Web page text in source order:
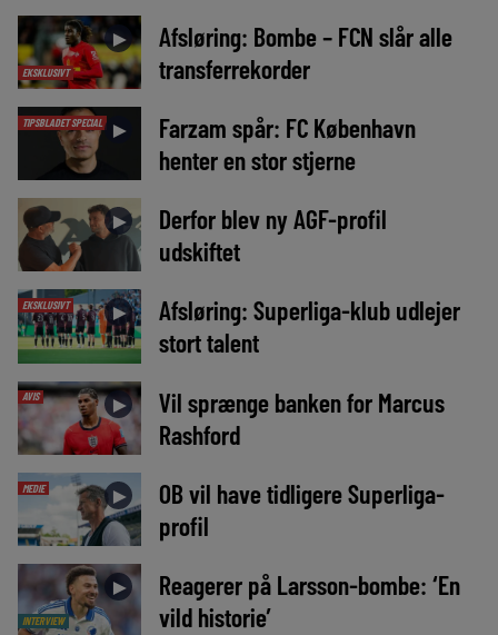
EKSKLUSIVT
►
Afsløring: Bombe – FCN slår alle
transferrekorder
TIPSBLADET SPECIAL ►
Farzam spår: FC København
henter en stor stjerne
►
Derfor blev ny AGF-profil
udskiftet
EKSKLUSIVT ►
Afsløring: Superliga-klub udlejer
stort talent
AVIS ►
Vil sprænge banken for Marcus
Rashford
MEDIE ►
OB vil have tidligere Superliga-
profil
INTERVIEW
►
Reagerer på Larsson-bombe: ‘En
vild historie’